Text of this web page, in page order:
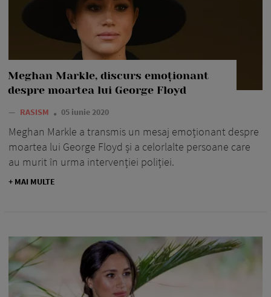
Meghan Markle, discurs emoționant
despre moartea lui George Floyd
— RASISM 05 iunie 2020
Meghan Markle a transmis un mesaj emoționant despre
moartea lui George Floyd și a celorlalte persoane care
au murit în urma intervenției poliției.
+ MAI MULTE